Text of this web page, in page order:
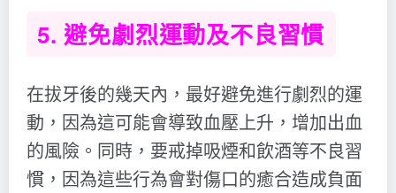
5. 避免劇烈運動及不良習慣
在拔牙後的幾天內，最好避免進行劇烈的運
動，因為這可能會導致血壓上升，增加出血
的風險。同時，要戒掉吸煙和飲酒等不良習
慣，因為這些行為會對傷口的癒合造成負面